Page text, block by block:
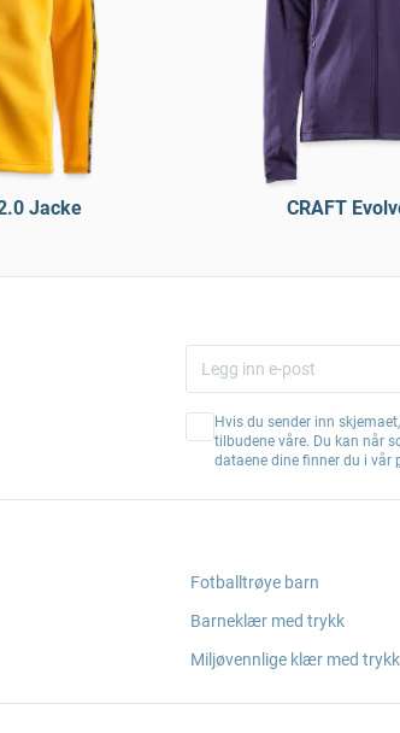
Jacke CRAFT
Hvis du sender inn
tilbudene våre. Du kan når
dataene dine finner du i vår
Fotballtrøye barn
Barneklær med trykk
Miljøvennlige klær med trykk